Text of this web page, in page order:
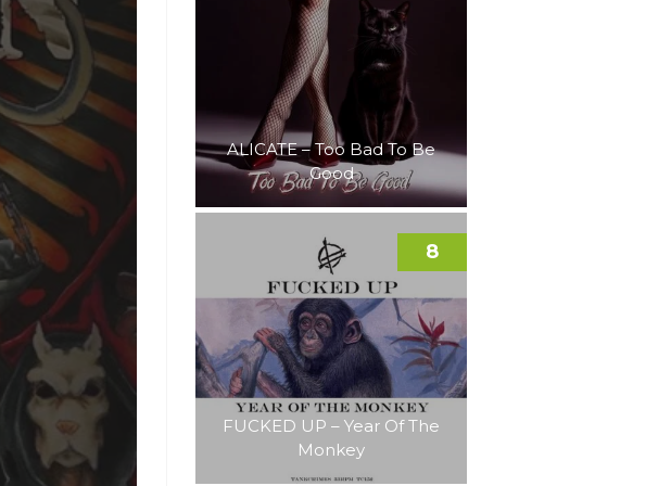
ALICATE – Too Bad To Be
Good
FUCKED UP – Year Of The
Monkey
8